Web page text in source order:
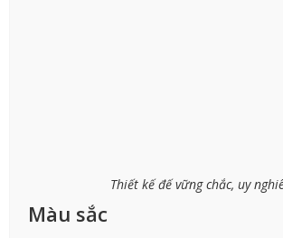
Thiết kế đế vững chắc, uy
Màu sắc